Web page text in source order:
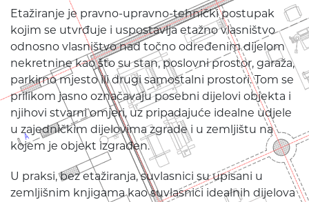
Etažiranje je pravno-upravno-tehnički postupak
kojim se utvrđuje i uspostavlja etažno vlasništvo
odnosno vlasništvo nad točno određenim dijelom
nekretnine kao što su stan, poslovni prostor, garaža,
parkirno mjesto ili drugi samostalni prostori. Tom se
prilikom jasno označavaju posebni dijelovi objekta i
njihovi stvarni omjeri, uz pripadajuće idealne udjele
u zajedničkim dijelovima zgrade i u zemljištu na
kojem je objekt izgrađen.
U praksi, bez etažiranja, suvlasnici su upisani u
zemljišnim knjigama kao suvlasnici idealnih dijelova